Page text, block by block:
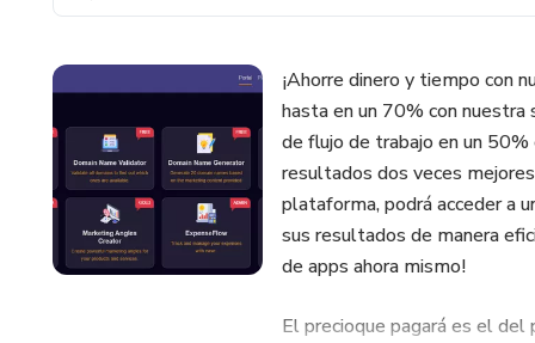
¡Ahorre dinero y tiempo con
hasta en un 70% con
de flujo de trabajo en un
resultados dos veces
plataforma, podrá acceder a
sus resultados de manera
de apps ahora mismo!
El precioque pagará es el